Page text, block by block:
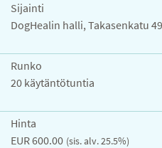
Sijainti
DogHealin halli, Takasenkatu
Runko
20 käytäntötuntia
Hinta
EUR 600.00 (sis. alv. 25.5%)